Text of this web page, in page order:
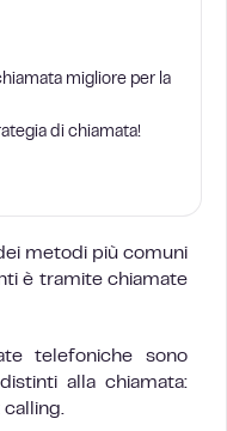
migliore per la
di chiamata!
metodi più comuni
è tramite chiamate
telefoniche sono
alla chiamata: